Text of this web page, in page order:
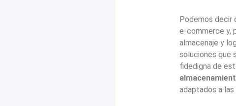
Podemos decir
e-commerce y,
almacenaje y
soluciones que
fidedigna de
adaptados a